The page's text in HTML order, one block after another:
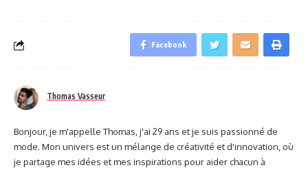
Facebook
Thomas Vasseur
Bonjour, je m'appelle Thomas, j'ai 29 ans et je suis passionné de
mode. Mon univers est un mélange de créativité et d'innovation, où
je partage mes idées et mes inspirations pour aider chacun à